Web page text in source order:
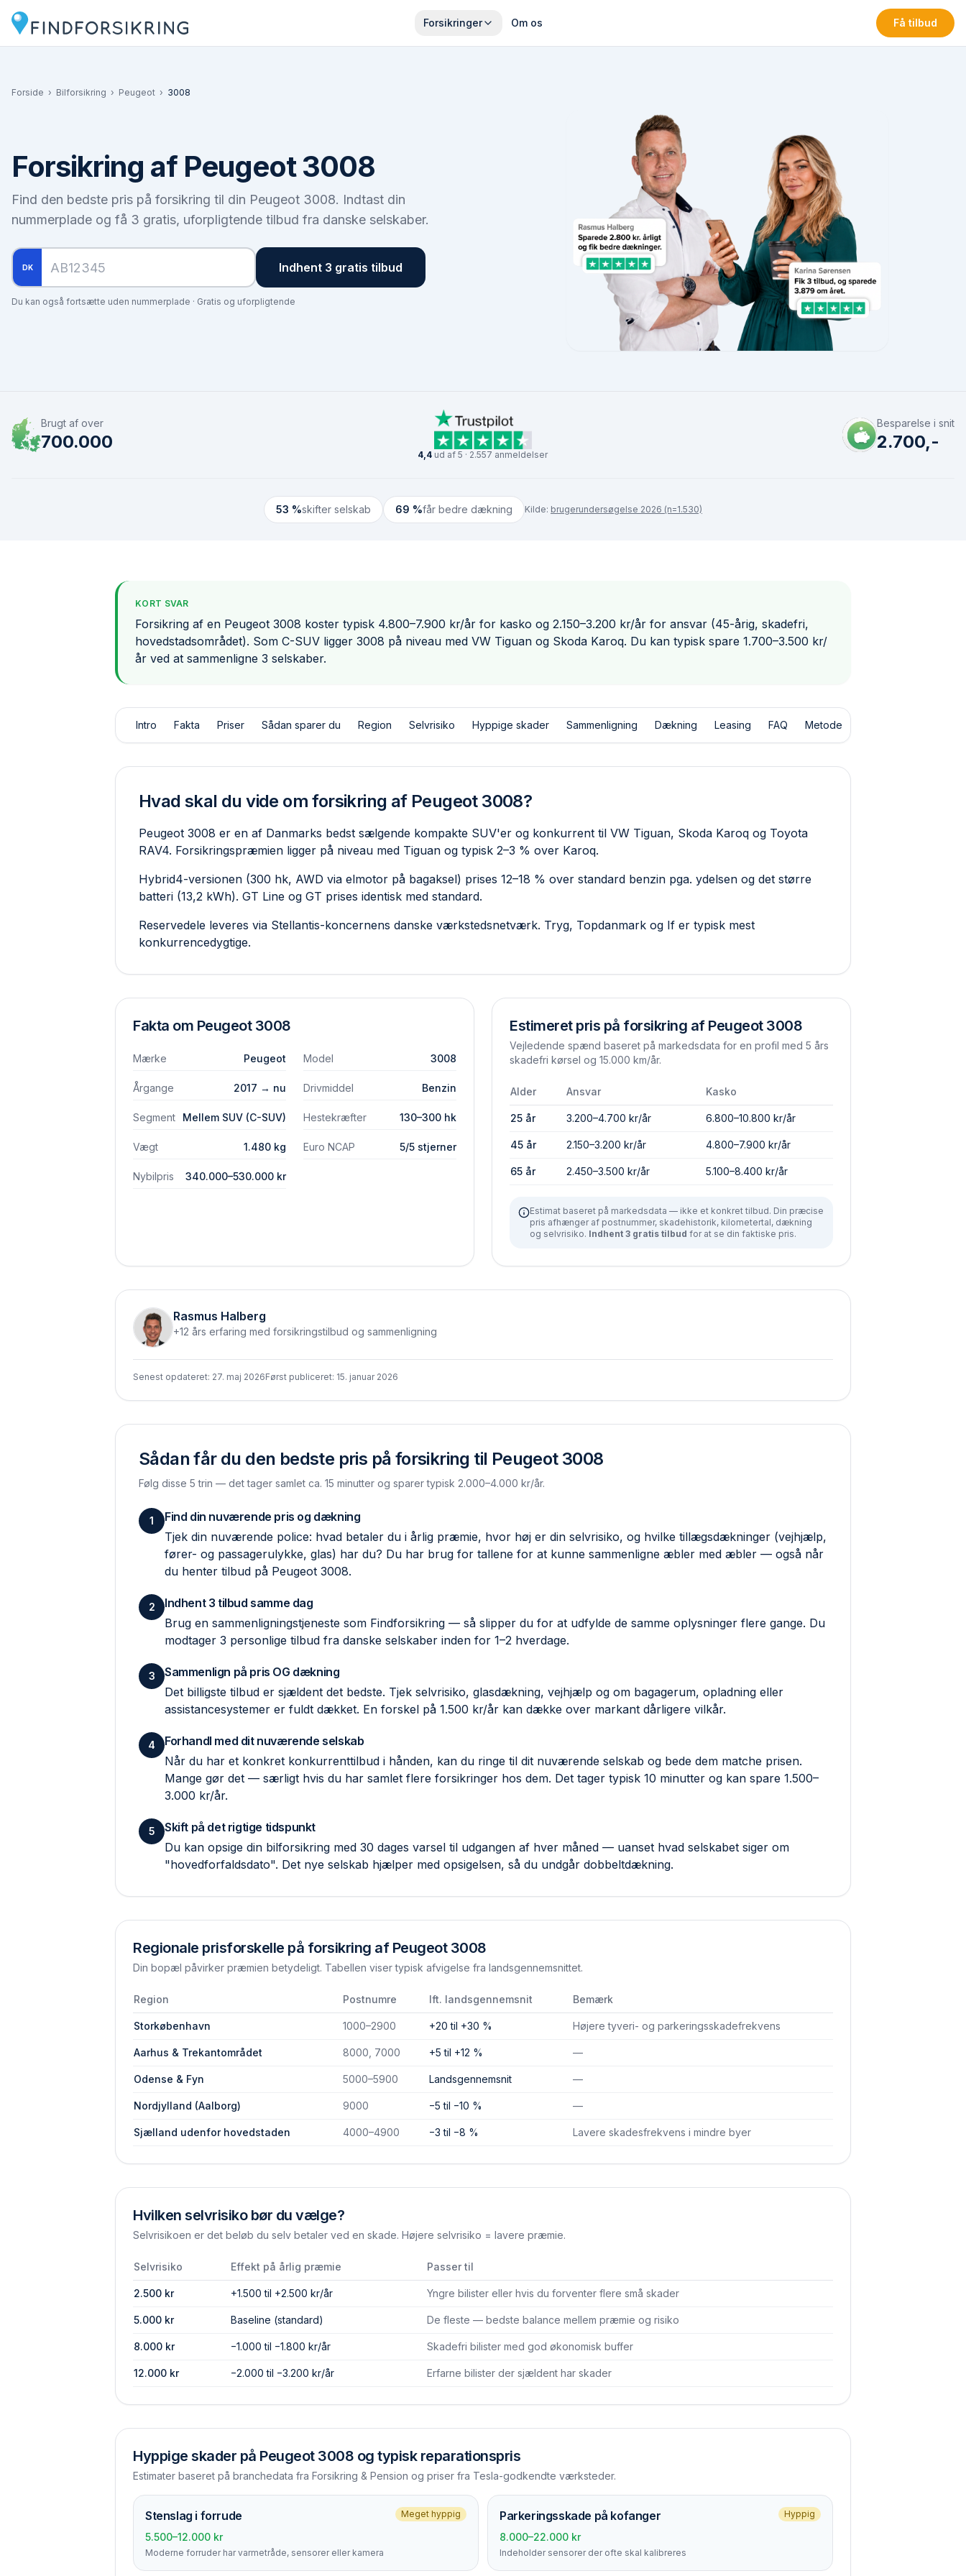
Forsikringer Om os Få tilbud
Forside › Bilforsikring › Peugeot › 3008
Forsikring af Peugeot 3008
Find den bedste pris på forsikring til din Peugeot 3008. Indtast din
nummerplade og få 3 gratis, uforpligtende tilbud fra danske selskaber.
DK Indhent 3 gratis tilbud
Du kan også fortsætte uden nummerplade · Gratis og uforpligtende
Brugt af over
700.000
4,4 ud af 5 · 2.557 anmeldelser
Besparelse i snit
2.700,-
53 %skifter selskab 69 %får bedre dækning Kilde: brugerundersøgelse 2026 (n=1.530)
KORT SVAR
Forsikring af en Peugeot 3008 koster typisk 4.800–7.900 kr/år for kasko og 2.150–3.200 kr/år for ansvar (45-årig, skadefri,
hovedstadsområdet). Som C-SUV ligger 3008 på niveau med VW Tiguan og Skoda Karoq. Du kan typisk spare 1.700–3.500 kr/
år ved at sammenligne 3 selskaber.
Intro Fakta Priser Sådan sparer du Region Selvrisiko Hyppige skader Sammenligning Dækning Leasing FAQ Metode
Hvad skal du vide om forsikring af Peugeot 3008?
Peugeot 3008 er en af Danmarks bedst sælgende kompakte SUV'er og konkurrent til VW Tiguan, Skoda Karoq og Toyota
RAV4. Forsikringspræmien ligger på niveau med Tiguan og typisk 2–3 % over Karoq.
Hybrid4-versionen (300 hk, AWD via elmotor på bagaksel) prises 12–18 % over standard benzin pga. ydelsen og det større
batteri (13,2 kWh). GT Line og GT prises identisk med standard.
Reservedele leveres via Stellantis-koncernens danske værkstedsnetværk. Tryg, Topdanmark og If er typisk mest
konkurrence­dygtige.
Fakta om Peugeot 3008
Mærke Peugeot Model 3008
Årgange 2017 → nu Drivmiddel Benzin
Segment Mellem SUV (C-SUV) Hestekræfter 130–300 hk
Vægt 1.480 kg Euro NCAP 5/5 stjerner
Nybilpris 340.000–530.000 kr
Estimeret pris på forsikring af Peugeot 3008
Vejledende spænd baseret på markedsdata for en profil med 5 års
skadefri kørsel og 15.000 km/år.
Alder Ansvar Kasko
25 år 3.200–4.700 kr/år 6.800–10.800 kr/år
45 år 2.150–3.200 kr/år 4.800–7.900 kr/år
65 år 2.450–3.500 kr/år 5.100–8.400 kr/år
Estimat baseret på markedsdata — ikke et konkret tilbud. Din præcise
pris afhænger af postnummer, skadehistorik, kilometertal, dækning
og selvrisiko. Indhent 3 gratis tilbud for at se din faktiske pris.
Rasmus Halberg
+12 års erfaring med forsikringstilbud og sammenligning
Senest opdateret: 27. maj 2026Først publiceret: 15. januar 2026
Sådan får du den bedste pris på forsikring til Peugeot 3008
Følg disse 5 trin — det tager samlet ca. 15 minutter og sparer typisk 2.000–4.000 kr/år.
1
Find din nuværende pris og dækning
Tjek din nuværende police: hvad betaler du i årlig præmie, hvor høj er din selvrisiko, og hvilke tillægs­dækninger (vejhjælp,
fører- og passagerulykke, glas) har du? Du har brug for tallene for at kunne sammenligne æbler med æbler — også når
du henter tilbud på Peugeot 3008.
2
Indhent 3 tilbud samme dag
Brug en sammenlignings­tjeneste som Findforsikring — så slipper du for at udfylde de samme oplysninger flere gange. Du
modtager 3 personlige tilbud fra danske selskaber inden for 1–2 hverdage.
3
Sammenlign på pris OG dækning
Det billigste tilbud er sjældent det bedste. Tjek selvrisiko, glas­dækning, vejhjælp og om bagagerum, opladning eller
assistance­systemer er fuldt dækket. En forskel på 1.500 kr/år kan dække over markant dårligere vilkår.
4
Forhandl med dit nuværende selskab
Når du har et konkret konkurrent­tilbud i hånden, kan du ringe til dit nuværende selskab og bede dem matche prisen.
Mange gør det — særligt hvis du har samlet flere forsikringer hos dem. Det tager typisk 10 minutter og kan spare 1.500–
3.000 kr/år.
5
Skift på det rigtige tidspunkt
Du kan opsige din bilforsikring med 30 dages varsel til udgangen af hver måned — uanset hvad selskabet siger om
"hovedforfaldsdato". Det nye selskab hjælper med opsigelsen, så du undgår dobbelt­dækning.
Regionale prisforskelle på forsikring af Peugeot 3008
Din bopæl påvirker præmien betydeligt. Tabellen viser typisk afvigelse fra landsgennemsnittet.
Region Postnumre Ift. landsgennemsnit Bemærk
Storkøbenhavn 1000–2900 +20 til +30 % Højere tyveri- og parkerings­skadefrekvens
Aarhus & Trekantområdet 8000, 7000 +5 til +12 % —
Odense & Fyn 5000–5900 Landsgennemsnit —
Nordjylland (Aalborg) 9000 −5 til −10 % —
Sjælland udenfor hovedstaden 4000–4900 −3 til −8 % Lavere skades­frekvens i mindre byer
Hvilken selvrisiko bør du vælge?
Selvrisikoen er det beløb du selv betaler ved en skade. Højere selvrisiko = lavere præmie.
Selvrisiko Effekt på årlig præmie Passer til
2.500 kr +1.500 til +2.500 kr/år Yngre bilister eller hvis du forventer flere små skader
5.000 kr Baseline (standard) De fleste — bedste balance mellem præmie og risiko
8.000 kr −1.000 til −1.800 kr/år Skadefri bilister med god økonomisk buffer
12.000 kr −2.000 til −3.200 kr/år Erfarne bilister der sjældent har skader
Hyppige skader på Peugeot 3008 og typisk reparationspris
Estimater baseret på branchedata fra Forsikring & Pension og priser fra Tesla-godkendte værksteder.
Stenslag i forrude Meget hyppig
5.500–12.000 kr
Moderne forruder har varmetråde, sensorer eller kamera
Parkerings­skade på kofanger Hyppig
8.000–22.000 kr
Indeholder sensorer der ofte skal kalibreres